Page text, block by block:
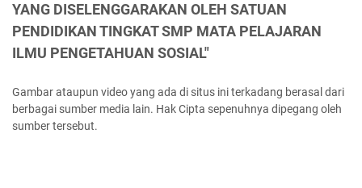
YANG DISELENGGARAKAN OLEH SATUAN
PENDIDIKAN TINGKAT SMP MATA PELAJARAN
ILMU PENGETAHUAN SOSIAL"
Gambar ataupun video yang ada di situs ini terkadang berasal dari
berbagai sumber media lain. Hak Cipta sepenuhnya dipegang oleh
sumber tersebut.